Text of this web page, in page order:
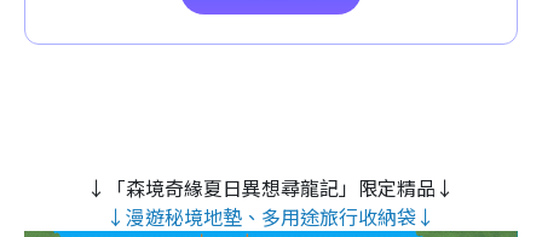
↓「森境奇緣夏日異想尋龍記」限定精品↓
↓漫遊秘境地墊、多用途旅行收納袋↓